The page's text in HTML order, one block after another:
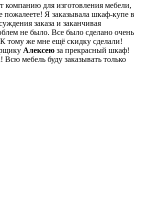
компанию для изготовления мебели,
Я заказывала шкаф-купе в
заказа и заканчивая
не было. Все было сделано очень
тому же мне ещё скидку сделали!
Алексею за прекрасный шкаф!
Всю мебель буду заказывать только